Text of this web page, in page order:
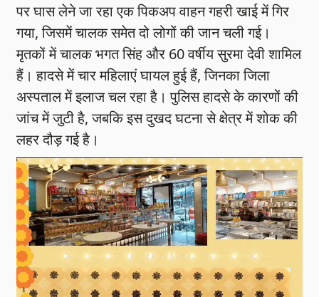
पर घास लेने जा रहा एक पिकअप वाहन गहरी खाई में गिर
गया, जिसमें चालक समेत दो लोगों की जान चली गई।
मृतकों में चालक भगत सिंह और 60 वर्षीय सुरमा देवी शामिल
हैं। हादसे में चार महिलाएं घायल हुई हैं, जिनका जिला
अस्पताल में इलाज चल रहा है। पुलिस हादसे के कारणों की
जांच में जुटी है, जबकि इस दुखद घटना से क्षेत्र में शोक की
लहर दौड़ गई है।